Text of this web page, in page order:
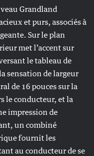
Grandland
et purs, associés à
Sur le plan
met l’accent sur
le tableau de
sensation de largeur
de 16 pouces sur la
le conducteur, et la
impression de
un combiné
fournit les
au conducteur de se